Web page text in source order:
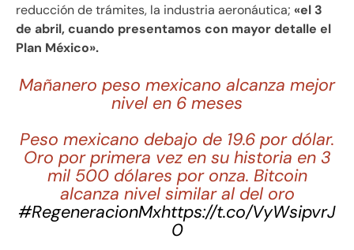
reducción de trámites, la industria aeronáutica; «el 3
de abril, cuando presentamos con mayor detalle el
Plan México».
Mañanero peso mexicano alcanza mejor
nivel en 6 meses
Peso mexicano debajo de 19.6 por dólar.
Oro por primera vez en su historia en 3
mil 500 dólares por onza. Bitcoin
alcanza nivel similar al del oro
#RegeneracionMxhttps://t.co/VyWsipvrJ
0